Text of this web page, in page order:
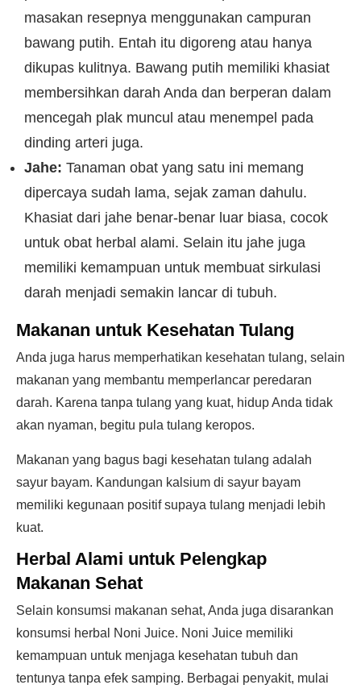
masakan resepnya menggunakan campuran
bawang putih. Entah itu digoreng atau hanya
dikupas kulitnya. Bawang putih memiliki khasiat
membersihkan darah Anda dan berperan dalam
mencegah plak muncul atau menempel pada
dinding arteri juga.
Jahe: Tanaman obat yang satu ini memang
dipercaya sudah lama, sejak zaman dahulu.
Khasiat dari jahe benar-benar luar biasa, cocok
untuk obat herbal alami. Selain itu jahe juga
memiliki kemampuan untuk membuat sirkulasi
darah menjadi semakin lancar di tubuh.
Makanan untuk Kesehatan Tulang
Anda juga harus memperhatikan kesehatan tulang, selain
makanan yang membantu memperlancar peredaran
darah. Karena tanpa tulang yang kuat, hidup Anda tidak
akan nyaman, begitu pula tulang keropos.
Makanan yang bagus bagi kesehatan tulang adalah
sayur bayam. Kandungan kalsium di sayur bayam
memiliki kegunaan positif supaya tulang menjadi lebih
kuat.
Herbal Alami untuk Pelengkap
Makanan Sehat
Selain konsumsi makanan sehat, Anda juga disarankan
konsumsi herbal Noni Juice. Noni Juice memiliki
kemampuan untuk menjaga kesehatan tubuh dan
tentunya tanpa efek samping. Berbagai penyakit, mulai